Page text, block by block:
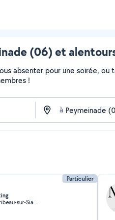
(06) et
absenter pour une soirée, ou
!
à
Particulier
Auribeau-sur-Siagne (Auribeau-sur-Siagne)